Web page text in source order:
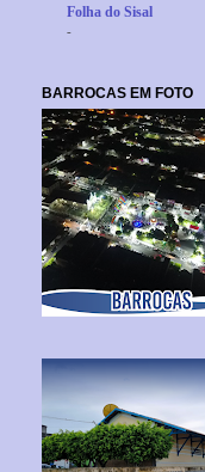
Folha do Sisal
-
BARROCAS EM FOTO